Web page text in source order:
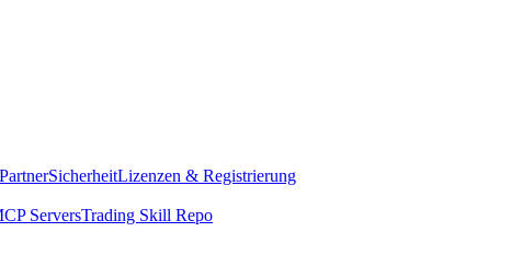
PartnerSicherheitLizenzen & Registrierung
ServersTrading Skill Repo